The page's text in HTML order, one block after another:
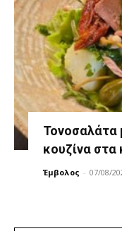
Τονοσαλάτα
κουζίνα
Έμβολος - 07/08/